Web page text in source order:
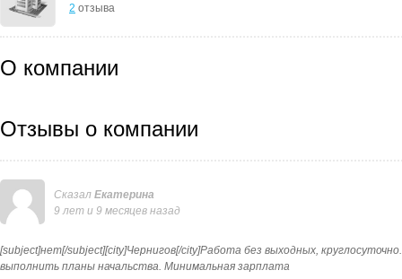
2 отзыва
О компании
Отзывы о компании
Сказал Екатерина
9 лет и 9 месяцев назад
[subject]нет[/subject][city]Чернигов[/city]Работа без выходных,
выполнить планы начальства. Минимальная зарплата